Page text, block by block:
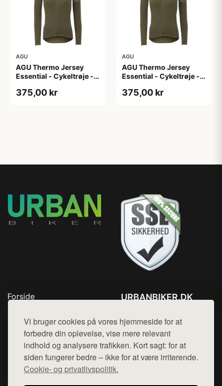
Vi bruger cookies på vores hjemmeside for at
forbedre din oplevelse, vise mere relevant
indhold og analysere trafikken. Kort sagt: for at
siden fungerer bedre – ikke for at være irriterende.
Cookie- og privatlivspolitik.
AGU
AGU Thermo Jersey
Essential - Cykeltrøje -
XL
375,00 kr
AGU
AGU Thermo Jersey
Essential - Cykeltrøje -
XXL
375,00 kr
Forside
Top Rabatter
Blog
Kontakt
URBANBIKER.DK
Mail: hej@want.dk
Cookie- og privatlivspolitik